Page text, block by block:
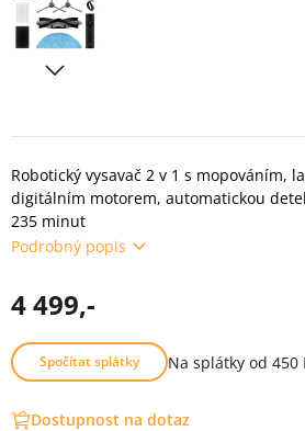
Robotický vysavač 2 v 1 s mopováním,
digitálním motorem, automatickou
235 minut
Podrobný popis
4 499,-
Spočítat splátky Na splátky od 450
Dostupnost na dotaz